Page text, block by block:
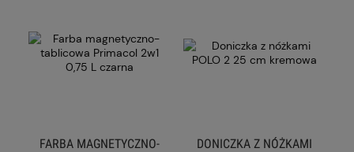
FARBA MAGNETYCZNO-
DONICZKA Z NÓŻKAMI